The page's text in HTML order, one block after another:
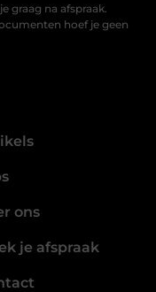
graag na afspraak.
hoef je geen
ons
je afspraak